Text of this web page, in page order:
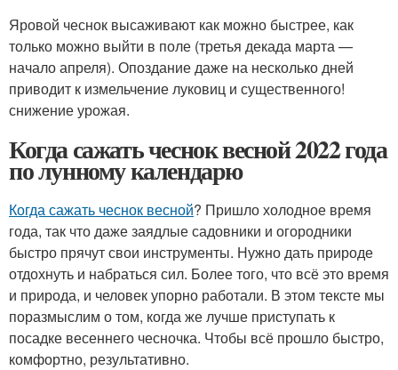
Яровой чеснок высаживают как можно быстрее, как
только можно выйти в поле (третья декада марта —
начало апреля). Опоздание даже на несколько дней
приводит к измельчение луковиц и существенного!
снижение урожая.
Когда сажать чеснок весной 2022 года
по лунному календарю
Когда сажать чеснок весной? Пришло холодное время
года, так что даже заядлые садовники и огородники
быстро прячут свои инструменты. Нужно дать природе
отдохнуть и набраться сил. Более того, что всё это время
и природа, и человек упорно работали. В этом тексте мы
поразмыслим о том, когда же лучше приступать к
посадке весеннего чесночка. Чтобы всё прошло быстро,
комфортно, результативно.